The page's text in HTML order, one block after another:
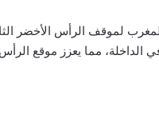
لموقف الرأس الأخضر
الداخلة، مما يعزز موقع